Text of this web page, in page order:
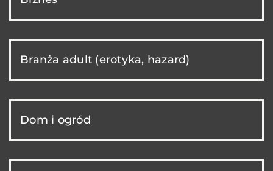
Branża adult (erotyka, hazard)
Dom i ogród